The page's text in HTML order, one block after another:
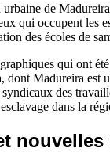
de
qui occupent les
des écoles de
qui ont
dont Madureira est
syndicaux des
dans la